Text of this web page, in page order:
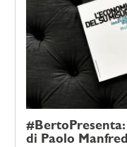
di Paolo